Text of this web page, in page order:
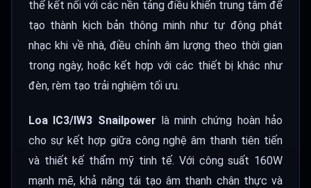
thể kết nối với các nền tảng điều khiển trung tâm để
tạo thành kịch bản thông minh như tự động phát
nhạc khi về nhà, điều chỉnh âm lượng theo thời gian
trong ngày, hoặc kết hợp với các thiết bị khác như
đèn, rèm tạo trải nghiệm tối ưu.
Loa IC3/IW3 Snailpower là minh chứng hoàn hảo
cho sự kết hợp giữa công nghệ âm thanh tiên tiến
và thiết kế thẩm mỹ tinh tế. Với công suất 160W
mạnh mẽ, khả năng tái tạo âm thanh chân thực và